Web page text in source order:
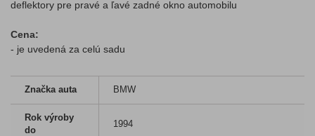
deflektory pre pravé a ľavé zadné okno automobilu
Cena:
- je uvedená za celú sadu
Značka auta BMW
Rok výroby
do
1994